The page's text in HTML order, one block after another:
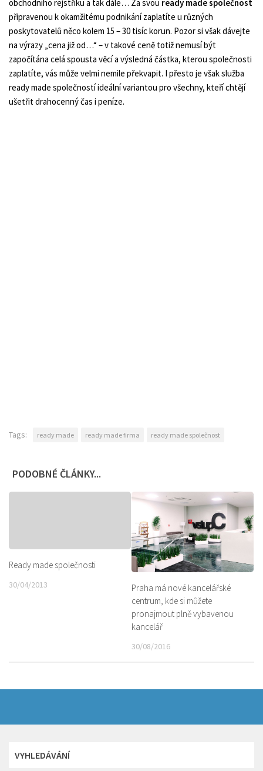
obchodního rejstříku a tak dále… Za svou ready made společnost
připravenou k okamžitému podnikání zaplatíte u různých
poskytovatelů něco kolem 15 – 30 tisíc korun. Pozor si však dávejte
na výrazy „cena již od…“ – v takové ceně totiž nemusí být
započítána celá spousta věcí a výsledná částka, kterou společnosti
zaplatíte, vás může velmi nemile překvapit. I přesto je však služba
ready made společností ideální variantou pro všechny, kteří chtějí
ušetřit drahocenný čas i peníze.
Tags: ready made ready made firma ready made společnost
PODOBNÉ ČLÁNKY...
Ready made společnosti
30/04/2013
Praha má nové kancelářské
centrum, kde si můžete
pronajmout plně vybavenou
kancelář
30/08/2016
VYHLEDÁVÁNÍ